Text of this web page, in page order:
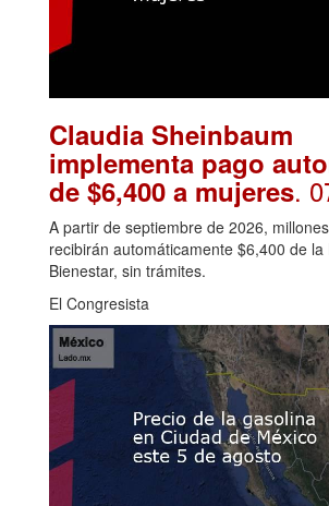
Claudia Sheinbaum
implementa pago
de $6,400 a mujeres.
A partir de septiembre de 2026,
recibirán automáticamente $6,400 de la
Bienestar, sin trámites.
El Congresista